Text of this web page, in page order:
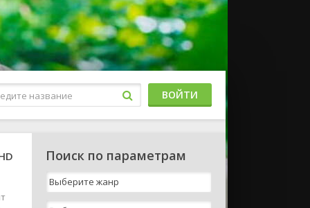
ВОЙТИ
Поиск по параметрам